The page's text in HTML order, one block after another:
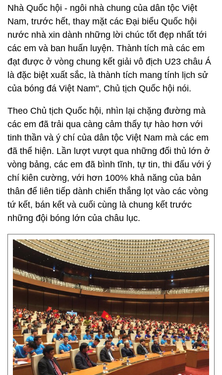
Nhà Quốc hội - ngôi nhà chung của dân tộc Việt
Nam, trước hết, thay mặt các Đại biểu Quốc hội
nước nhà xin dành những lời chúc tốt đẹp nhất tới
các em và ban huấn luyện. Thành tích mà các em
đạt được ở vòng chung kết giải vô địch U23 châu Á
là đặc biệt xuất sắc, là thành tích mang tính lịch sử
của bóng đá Việt Nam", Chủ tịch Quốc hội nói.
Theo Chủ tịch Quốc hội, nhìn lại chặng đường mà
các em đã trải qua càng cảm thấy tự hào hơn với
tinh thần và ý chí của dân tộc Việt Nam mà các em
đã thể hiện. Lần lượt vượt qua những đối thủ lớn ở
vòng bảng, các em đã bình tĩnh, tự tin, thi đấu với ý
chí kiên cường, với hơn 100% khả năng của bản
thân để liên tiếp dành chiến thắng lọt vào các vòng
tứ kết, bán kết và cuối cùng là chung kết trước
những đội bóng lớn của châu lục.